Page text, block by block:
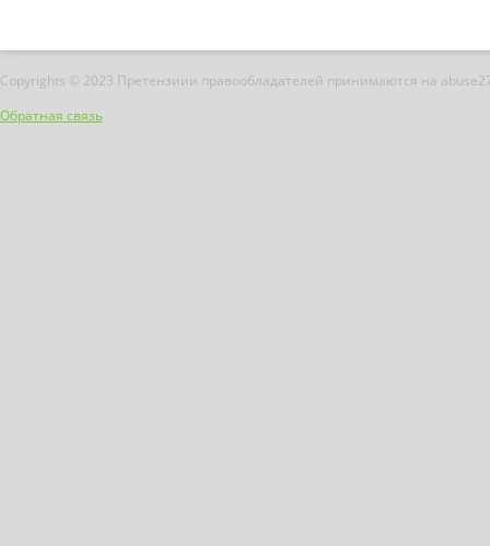
Copyrights © 2023 Претензиии правообладателей принимаются на
Обратная связь